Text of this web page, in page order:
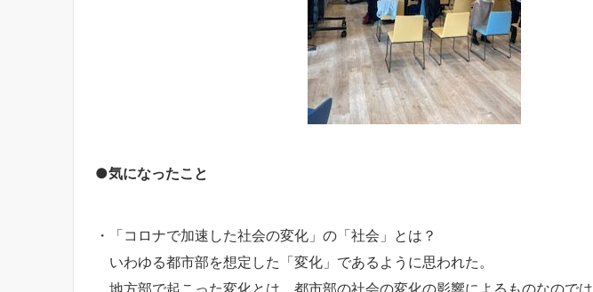
●気になったこと
・「コロナで加速した社会の変化」の「社会」とは？
いわゆる都市部を想定した「変化」であるように思われた。